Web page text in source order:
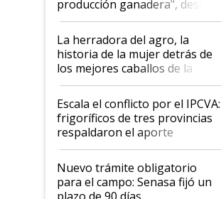
producción ganadera", destaca
la iniciativa que ya reúne a 46
establecimientos en Argentina
La herradora del agro, la
historia de la mujer detrás de
los mejores caballos de la
Argentina y los mitos que
todavía hacen sufrir a estos
animales: "Mientras me
descalificaban, yo seguí
haciendo currículum"
Escala el conflicto por el IPCVA:
frigoríficos de tres provincias
respaldaron el aporte
obligatorio
Nuevo trámite obligatorio
para el campo: Senasa fijó un